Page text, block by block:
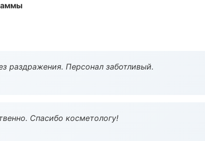
раздражения. Персонал заботливый.
Спасибо косметологу!